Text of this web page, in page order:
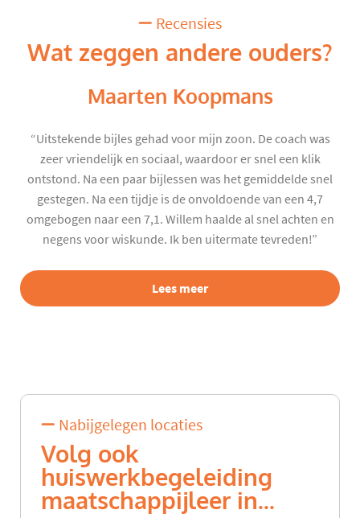
Recensies
Wat zeggen andere ouders?
Maarten Koopmans
“Uitstekende bijles gehad voor mijn zoon. De coach was
zeer vriendelijk en sociaal, waardoor er snel een klik
ontstond. Na een paar bijlessen was het gemiddelde snel
gestegen. Na een tijdje is de onvoldoende van een 4,7
omgebogen naar een 7,1. Willem haalde al snel achten en
negens voor wiskunde. Ik ben uitermate tevreden!”
Lees meer
Nabijgelegen locaties
Volg ook
huiswerkbegeleiding
maatschappijleer in...